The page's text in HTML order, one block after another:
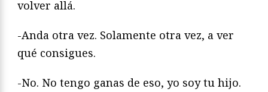
volver allá.
-Anda otra vez. Solamente otra vez, a ver
qué consigues.
-No. No tengo ganas de eso, yo soy tu hijo.